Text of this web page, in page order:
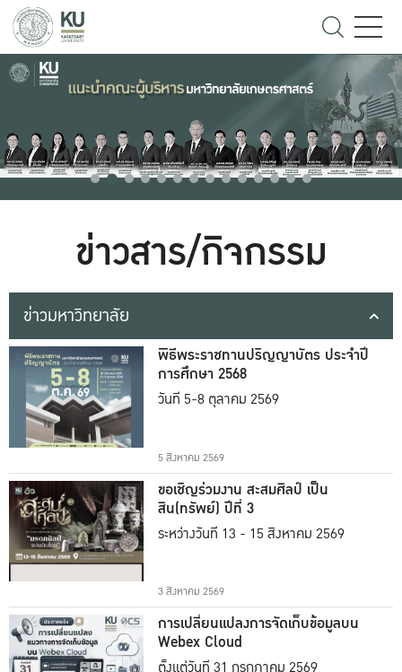
ข่าวสาร/กิจกรรม
ข่าวมหาวิทยาลัย
พิธีพระราชทานปริญญาบัตร ประจำปี
การศึกษา 2568
วันที่ 5-8 ตุลาคม 2569
5 สิงหาคม 2569
ขอเชิญร่วมงาน สะสมศิลป์ เป็น
สิน(ทรัพย์) ปีที่ 3
ระหว่างวันที่ 13 - 15 สิงหาคม 2569
3 สิงหาคม 2569
การเปลี่ยนแปลงการจัดเก็บข้อมูลบน
Webex Cloud